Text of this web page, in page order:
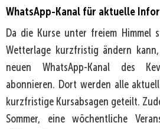
WhatsApp-Kanal für aktuelle
Da die Kurse unter freiem Himmel
Wetterlage kurzfristig ändern
neuen WhatsApp-Kanal des
abonnieren. Dort werden alle
kurzfristige Kursabsagen geteilt.
Sommer, eine wöchentliche